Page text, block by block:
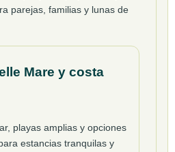
parejas, familias y lunas de
Mare y costa
playas amplias y opciones
estancias tranquilas y